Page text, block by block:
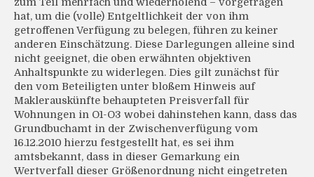
hat, um die (volle) Entgeltlichkeit der von ihm
getroffenen Verfügung zu belegen, führen zu keiner
anderen Einschätzung. Diese Darlegungen alleine sind
nicht geeignet, die oben erwähnten objektiven
Anhaltspunkte zu widerlegen. Dies gilt zunächst für
den vom Beteiligten unter bloßem Hinweis auf
Maklerauskünfte behaupteten Preisverfall für
Wohnungen in O1-O3 wobei dahinstehen kann, dass das
Grundbuchamt in der Zwischenverfügung vom
16.12.2010 hierzu festgestellt hat, es sei ihm
amtsbekannt, dass in dieser Gemarkung ein
Wertverfall dieser Größenordnung nicht eingetreten